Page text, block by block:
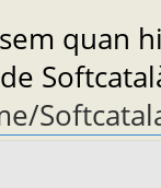
quan